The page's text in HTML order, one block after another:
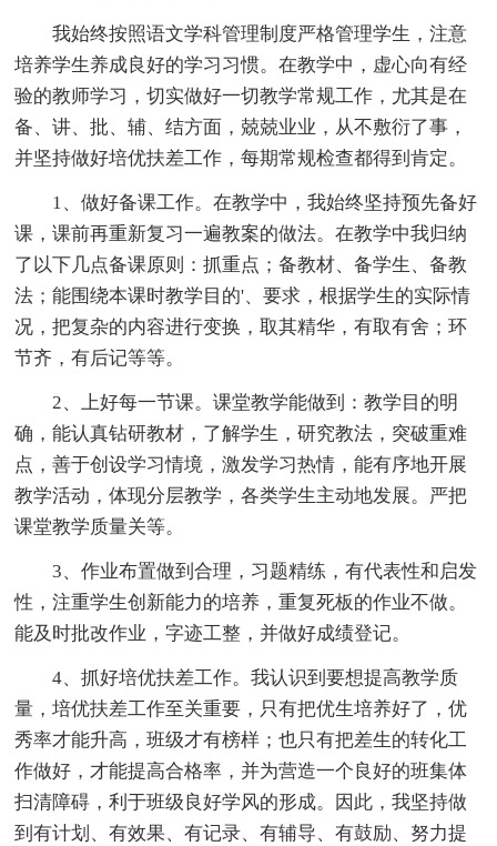
我始终按照语文学科管理制度严格管理学生，注意
培养学生养成良好的学习习惯。在教学中，虚心向有经
验的教师学习，切实做好一切教学常规工作，尤其是在
备、讲、批、辅、结方面，兢兢业业，从不敷衍了事，
并坚持做好培优扶差工作，每期常规检查都得到肯定。
1、做好备课工作。在教学中，我始终坚持预先备好
课，课前再重新复习一遍教案的做法。在教学中我归纳
了以下几点备课原则：抓重点；备教材、备学生、备教
法；能围绕本课时教学目的'、要求，根据学生的实际情
况，把复杂的内容进行变换，取其精华，有取有舍；环
节齐，有后记等等。
2、上好每一节课。课堂教学能做到：教学目的明
确，能认真钻研教材，了解学生，研究教法，突破重难
点，善于创设学习情境，激发学习热情，能有序地开展
教学活动，体现分层教学，各类学生主动地发展。严把
课堂教学质量关等。
3、作业布置做到合理，习题精练，有代表性和启发
性，注重学生创新能力的培养，重复死板的作业不做。
能及时批改作业，字迹工整，并做好成绩登记。
4、抓好培优扶差工作。我认识到要想提高教学质
量，培优扶差工作至关重要，只有把优生培养好了，优
秀率才能升高，班级才有榜样；也只有把差生的转化工
作做好，才能提高合格率，并为营造一个良好的班集体
扫清障碍，利于班级良好学风的形成。因此，我坚持做
到有计划、有效果、有记录、有辅导、有鼓励、努力提